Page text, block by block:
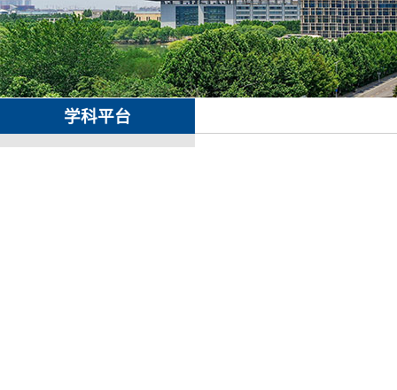
学科平台